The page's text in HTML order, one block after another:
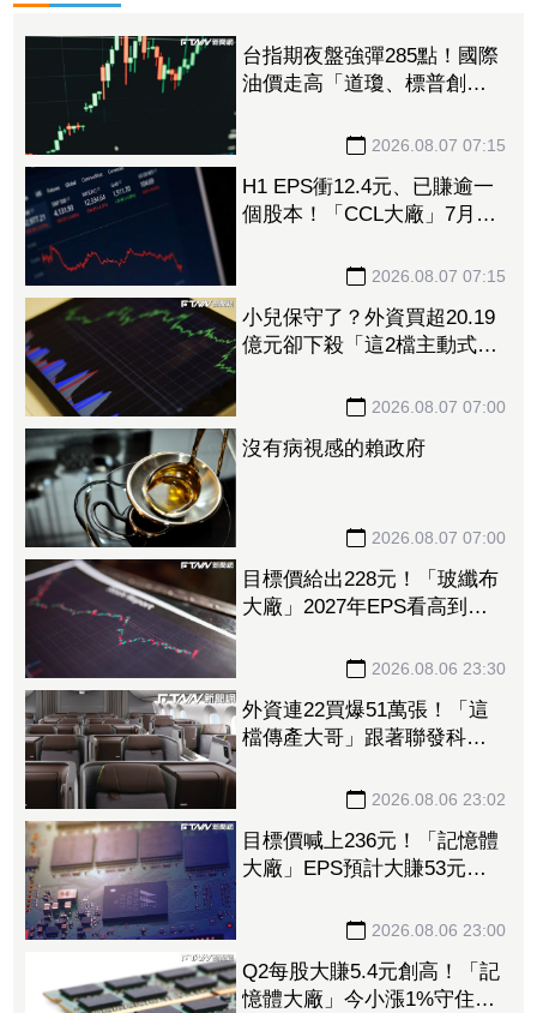
台指期夜盤強彈285點！國際
油價走高「道瓊、標普創新
2026.08.07 07:15
H1 EPS衝12.4元、已賺逾一
個股本！「CCL大廠」7月營
2026.08.07 07:15
小兒保守了？外資買超20.19
億元卻下殺「這2檔主動式大
2026.08.07 07:00
沒有病視感的賴政府
2026.08.07 07:00
目標價給出228元！「玻纖布
大廠」2027年EPS看高到
投資挹注營收 2026.08.06 23:30
外資連22買爆51萬張！「這
檔傳產大哥」跟著聯發科發
2026.08.06 23:02
目標價喊上236元！「記憶體
大廠」EPS預計大賺53元
2026.08.06 23:00
Q2每股大賺5.4元創高！「記
憶體大廠」今小漲1%守住連